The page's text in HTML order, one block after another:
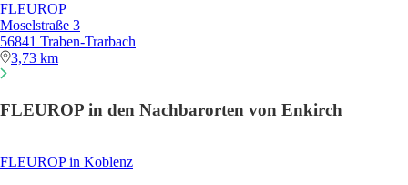
FLEUROP
Moselstraße 3
56841 Traben-Trarbach
3,73 km
FLEUROP in den Nachbarorten von Enkirch
FLEUROP in Koblenz